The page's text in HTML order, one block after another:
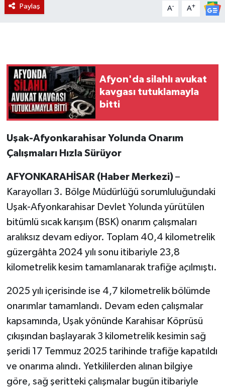
Paylaş A- A+
Afyon'da silahlı avukat
kavgası tutuklamayla
bitti
Uşak-Afyonkarahisar Yolunda Onarım
Çalışmaları Hızla Sürüyor
AFYONKARAHİSAR (Haber Merkezi)–
Karayolları 3. Bölge Müdürlüğü sorumluluğundaki
Uşak-Afyonkarahisar Devlet Yolunda yürütülen
bitümlü sıcak karışım (BSK) onarım çalışmaları
aralıksız devam ediyor. Toplam 40,4 kilometrelik
güzergâhta 2024 yılı sonu itibariyle 23,8
kilometrelik kesim tamamlanarak trafiğe açılmıştı.
2025 yılı içerisinde ise 4,7 kilometrelik bölümde
onarımlar tamamlandı. Devam eden çalışmalar
kapsamında, Uşak yönünde Karahisar Köprüsü
çıkışından başlayarak 3 kilometrelik kesimin sağ
şeridi 17 Temmuz 2025 tarihinde trafiğe kapatıldı
ve onarıma alındı. Yetkililerden alınan bilgiye
göre, sağ şeritteki çalışmalar bugün itibariyle